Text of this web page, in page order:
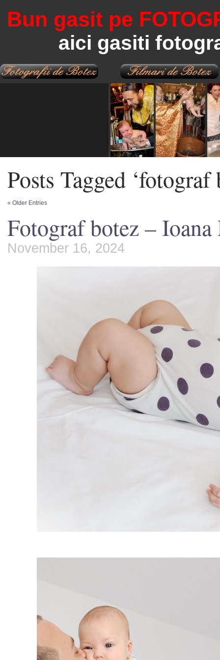
Bun gasit pe
aici gasiti
Posts Tagged ‘fotograf
« Older Entries
Fotograf botez – Ioana
November 16, 2024